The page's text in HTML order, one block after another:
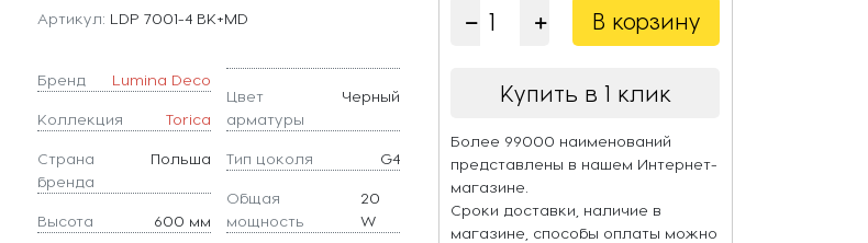
Артикул: LDP 7001-4 BK+MD
Бренд Lumina Deco
Коллекция Torica
Страна
бренда
Польша
Высота 600 мм
Цвет
арматуры
Черный
Тип цоколя G4
Общая
мощность
20
W
В корзину
Купить в 1 клик
Более 99000 наименований
представлены в нашем Интернет-
магазине.
Сроки доставки, наличие в
магазине, способы оплаты можно